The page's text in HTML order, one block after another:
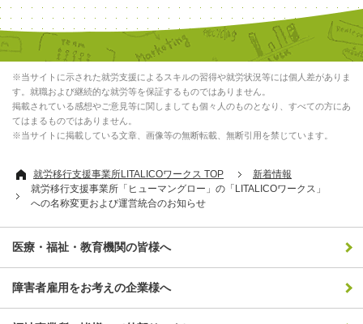
※当サイトに示された就労支援によるスキルの習得や就労状況等には個人差がありま
す。就職および継続的な就労等を保証するものではありません。
掲載されている感想やご意見等に関しましても個々人のものとなり、すべての方にあ
てはまるものではありません。
※当サイトに掲載している文章、画像等の無断転載、無断引用を禁じています。
就労移行支援事業所LITALICOワークス TOP
新着情報
就労移行支援事業所「ヒューマングロー」の「LITALICOワークス」
への名称変更および運営統合のお知らせ
医療・福祉・教育機関の皆様へ
障害者雇用をお考えの企業様へ